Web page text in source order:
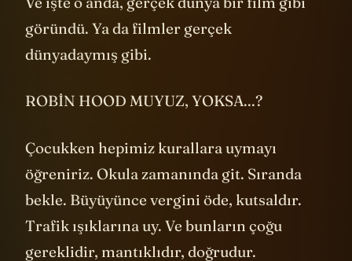
Ve işte o anda, gerçek dünya bir film gibi
göründü. Ya da filmler gerçek
Çocukken hepimiz kurallara uymayı
öğreniriz. Okula zamanında git. Sıranda
bekle. Büyüyünce vergini öde, kutsaldır.
Trafik ışıklarına uy. Ve bunların çoğu